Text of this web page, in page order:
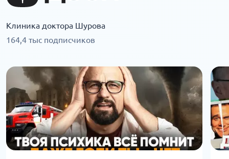
Клиника доктора Шурова
164,4 тыс подписчиков